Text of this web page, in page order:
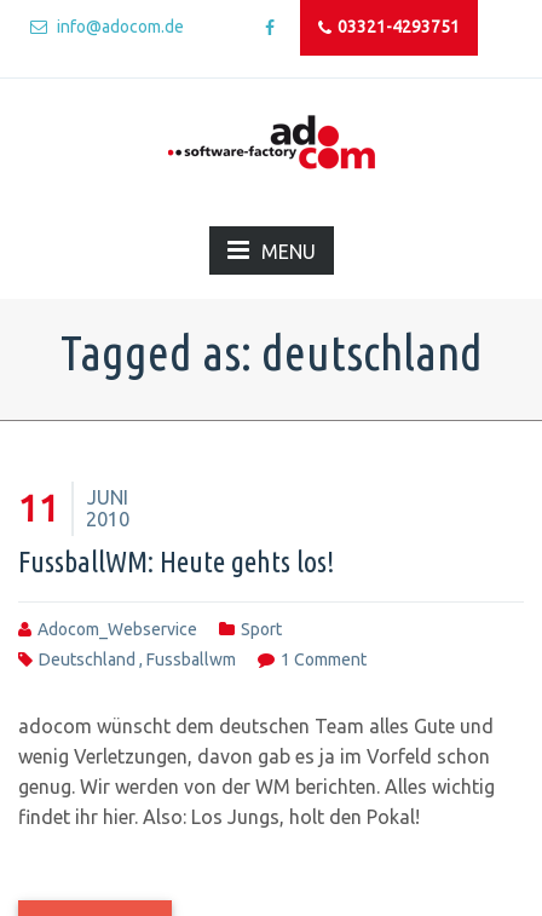
info@adocom.de 03321-4293751
MENU
Tagged as: deutschland
11
JUNI
2010
FussballWM: Heute gehts los!
Adocom_Webservice
Sport
Deutschland , Fussballwm 1 Comment
adocom wünscht dem deutschen Team alles Gute und
wenig Verletzungen, davon gab es ja im Vorfeld schon
genug. Wir werden von der WM berichten. Alles wichtig
findet ihr hier. Also: Los Jungs, holt den Pokal!